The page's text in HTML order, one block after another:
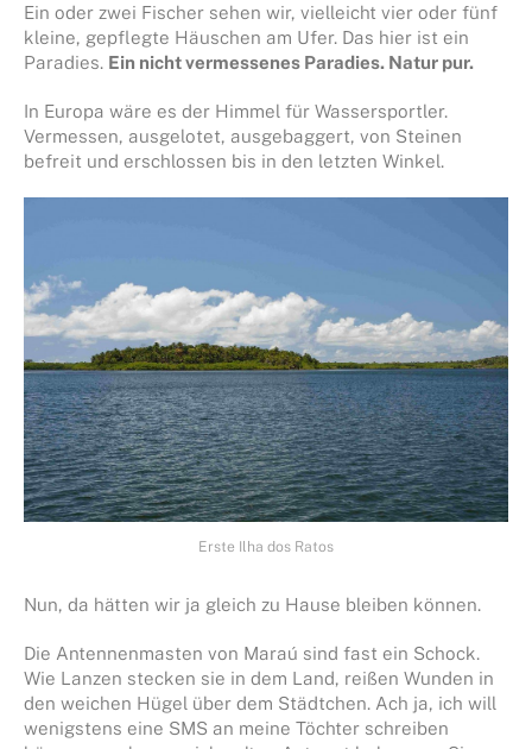
Ein oder zwei Fischer sehen wir, vielleicht vier oder fünf
kleine, gepflegte Häuschen am Ufer. Das hier ist ein
Paradies. Ein nicht vermessenes Paradies. Natur pur.
In Europa wäre es der Himmel für Wassersportler.
Vermessen, ausgelotet, ausgebaggert, von Steinen
befreit und erschlossen bis in den letzten Winkel.
Erste Ilha dos Ratos
Nun, da hätten wir ja gleich zu Hause bleiben können.
Die Antennenmasten von Maraú sind fast ein Schock.
Wie Lanzen stecken sie in dem Land, reißen Wunden in
den weichen Hügel über dem Städtchen. Ach ja, ich will
wenigstens eine SMS an meine Töchter schreiben